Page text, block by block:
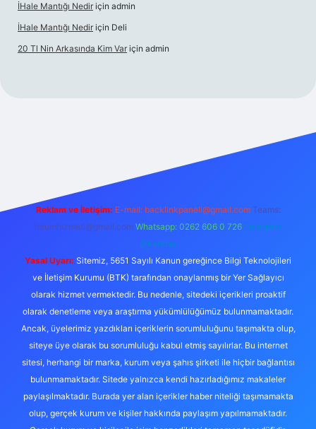
İHale Mantığı Nedir için admin
İHale Mantığı Nedir için Deli
20 Tl Nin Arkasında Kim Var için admin
Reklam ve İletişim: E-mail: backlinkpaneli@gmail.com Teams:
forumhizmeti@gmail.com Whatsapp: 0262 606 0 726 Telegram:
@karabul
Yasal Uyarı: Sitemiz, 5651 Sayılı Kanun gereğince Bilgi Teknolojileri
ve İletişim Kurumu (BTK) tarafından onaylanmış bir Yer Sağlayıcı
olarak hizmet vermektedir. Bu nedenle, sitedeki içerikleri proaktif
olarak denetleme veya araştırma yükümlülüğümüz bulunmamaktadır.
Ancak, üyelerimiz yazdıkları içeriklerin sorumluluğunu taşımakta olup,
siteye üye olarak bu sorumluluğu kabul etmiş sayılırlar. Bu internet
sitesi, herhangi bir marka, kurum veya şahıs şirketi ile hiçbir bağlantısı
bulunmamaktadır. Sitede yalnızca kendi hazırladığımız makaleler
paylaşılmaktadır. Burada yer alan içerikler haber niteliği taşımamakta
olup, gerçek kurum ve kişiler hakkında paylaşım yapılmamaktadır.